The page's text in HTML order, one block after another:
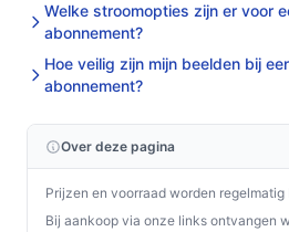
Welke stroomopties zijn er voor
abonnement?
Hoe veilig zijn mijn beelden bij
abonnement?
Over deze pagina
Prijzen en voorraad worden
Bij aankoop via onze links ontvangen